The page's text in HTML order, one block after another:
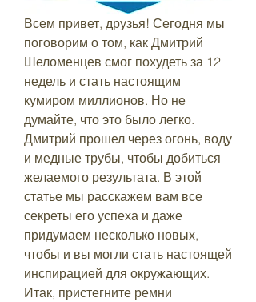
Всем привет, друзья! Сегодня мы
поговорим о том, как Дмитрий
Шеломенцев смог похудеть за 12
недель и стать настоящим
кумиром миллионов. Но не
думайте, что это было легко.
Дмитрий прошел через огонь, воду
и медные трубы, чтобы добиться
желаемого результата. В этой
статье мы расскажем вам все
секреты его успеха и даже
придумаем несколько новых,
чтобы и вы могли стать настоящей
инспирацией для окружающих.
Итак, пристегните ремни